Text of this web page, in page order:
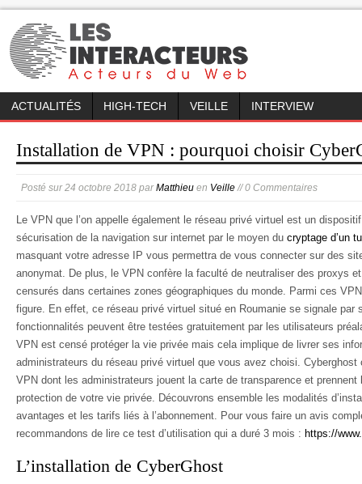
ACTUALITÉS HIGH-TECH VEILLE INTERVIEW
Installation de VPN : pourquoi choisir
Posté sur24 octobre 2018 parMatthieu en Veille// 0 Commentaires
Le VPN que l’on appelle également le réseau privé virtuel est un
sécurisation de la navigation sur internet par le moyen du cryptage d’un
masquant votre adresse IP vous permettra de vous connecter sur des
anonymat. De plus, le VPN confère la faculté de neutraliser des proxys
censurés dans certaines zones géographiques du monde. Parmi ces
figure. En effet, ce réseau privé virtuel situé en Roumanie se signale par
fonctionnalités peuvent être testées gratuitement par les utilisateurs
VPN est censé protéger la vie privée mais cela implique de livrer ses
administrateurs du réseau privé virtuel que vous avez choisi. Cyberghost
VPN dont les administrateurs jouent la carte de transparence et prennent
protection de votre vie privée. Découvrons ensemble les modalités
avantages et les tarifs liés à l’abonnement. Pour vous faire un avis
recommandons de lire ce test d’utilisation qui a duré 3 mois : https://
L’installation de CyberGhost